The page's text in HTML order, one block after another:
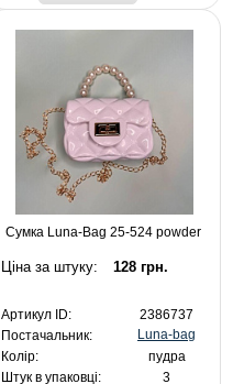
Сумка Luna-Bag 25-524 powder
Ціна за штуку: 128 грн.
Артикул ID:
2386737
Постачальник:
Luna-bag
Колір:
пудра
Штук в упаковці:
3